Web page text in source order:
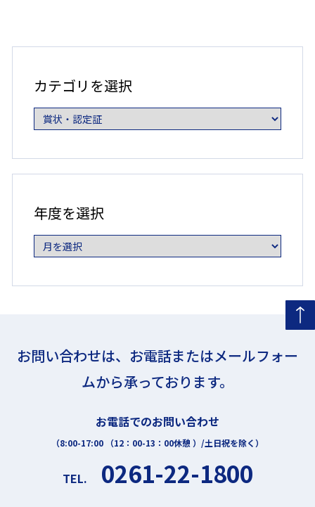
カテゴリを選択
カ
ゴ
リ
を
年度を選択
度
を
選
お問い合わせは、お電話またはメールフォー
ムから承っております。
お電話でのお問い合わせ
（8:00-17:00 （12：00-13：00休憩 ）/土日祝を除く）
TEL. 0261-22-1800